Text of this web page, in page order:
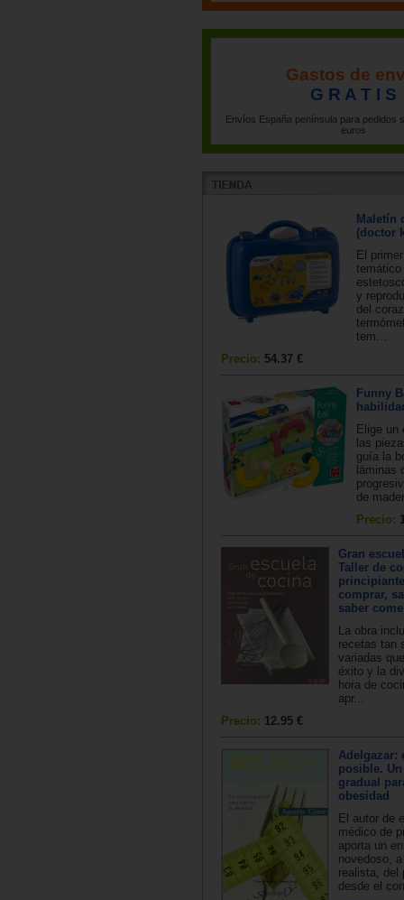
Gastos de
G R A T I S
Envíos España península para pedidos
euros
Maletín
(doctor
El
y
del
tem...
Precio: 54.37 €
Funny
Elige un
las
guía la
láminas
de
Precio:
Gran
Taller de
comprar,
saber
La obra
recetas tan
variadas
éxito y la
hora de
apr...
Precio: 12.95 €
Adelgazar:
posible.
gradual
obesidad
El autor de
médico de
aporta un
novedoso,
realista, del
desde el